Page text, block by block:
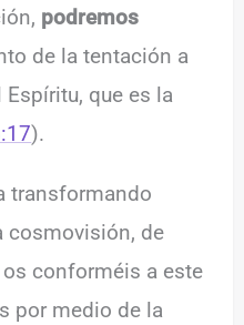
podremos
de la tentación a
Espíritu, que es la
).
transformando
cosmovisión, de
os conforméis a este
por medio de la